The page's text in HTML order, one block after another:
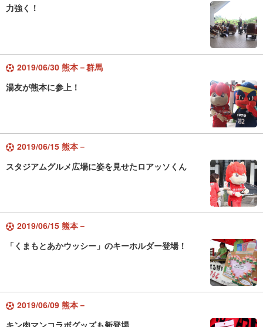
力強く！
2019/06/30 熊本－群馬
湯友が熊本に参上！
2019/06/15 熊本－
スタジアムグルメ広場に姿を見せたロアッソくん
2019/06/15 熊本－
「くまもとあかウッシー」のキーホルダー登場！
2019/06/09 熊本－
キン肉マンコラボグッズも新登場